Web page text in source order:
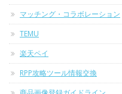
マッチング・コラボレーション
TEMU
楽天ペイ
RPP攻略ツール情報交換